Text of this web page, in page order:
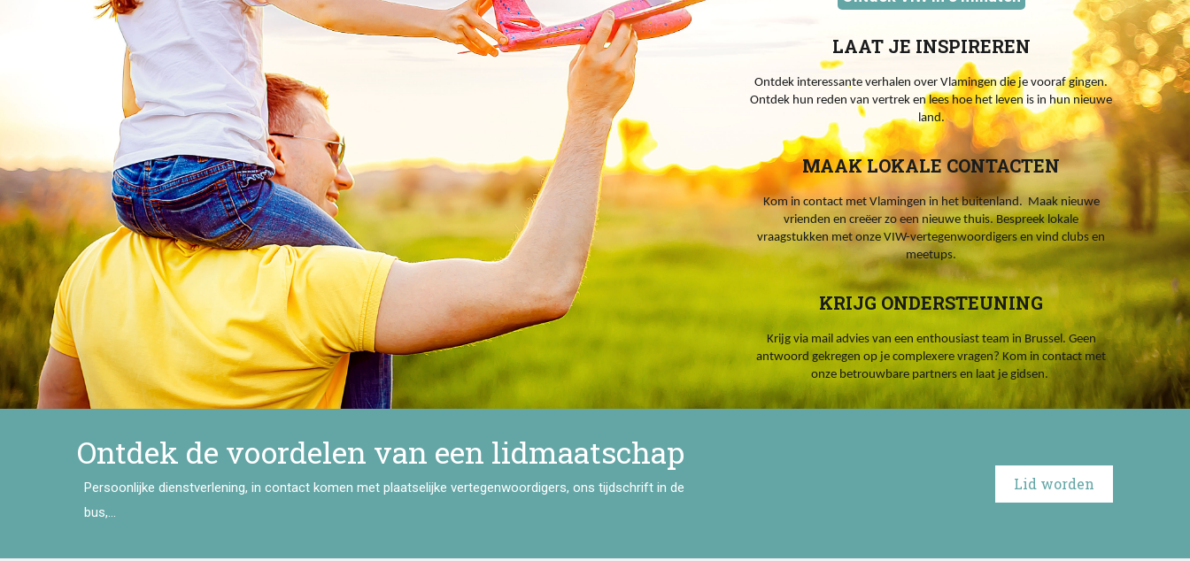
LAAT JE INSPIREREN
Ontdek interessante verhalen over Vlamingen die je vooraf gingen.
Ontdek hun reden van vertrek en lees hoe het leven is in hun nieuwe
land.
MAAK LOKALE CONTACTEN
Kom in contact met Vlamingen in het buitenland. Maak nieuwe
vrienden en creëer zo een nieuwe thuis. Bespreek lokale
vraagstukken met onze VIW-vertegenwoordigers en vind clubs en
meetups.
KRIJG ONDERSTEUNING
Krijg via mail advies van een enthousiast team in Brussel. Geen
antwoord gekregen op je complexere vragen? Kom in contact met
onze betrouwbare partners en laat je gidsen.
Ontdek de voordelen van een lidmaatschap
Persoonlijke dienstverlening, in contact komen met plaatselijke vertegenwoordigers, ons tijdschrift in de
bus,...
Lid worden